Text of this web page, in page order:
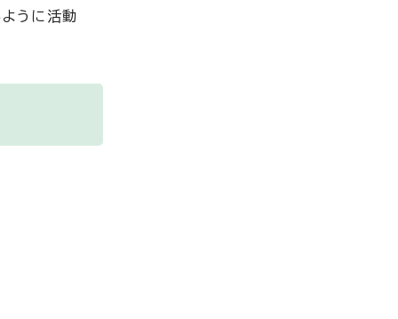
うに活動